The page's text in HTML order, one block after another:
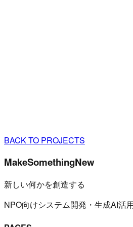
BACK TO PROJECTS
MakeSomethingNew
新しい何かを創造する
NPO向けシステム開発・生成AI活